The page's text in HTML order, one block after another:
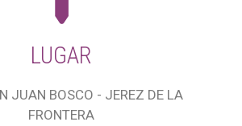
LUGAR
JUAN BOSCO - JEREZ DE LA
FRONTERA